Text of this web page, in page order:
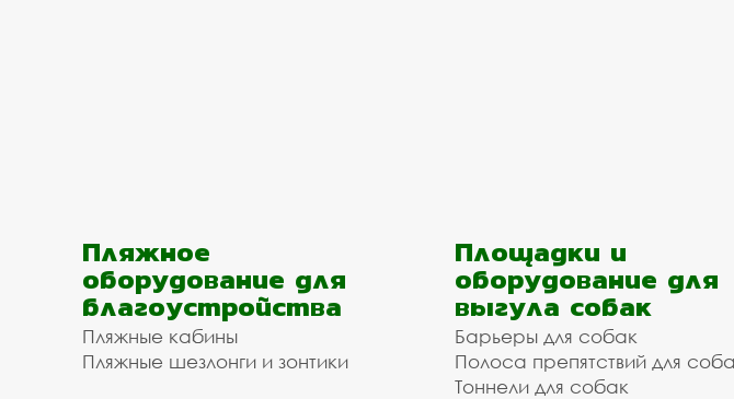
Пляжное
оборудование для
благоустройства
Пляжные кабины
Пляжные шезлонги и зонтики
Площадки и
оборудование для
выгула собак
Барьеры для собак
Полоса препятствий для
Тоннели для собак